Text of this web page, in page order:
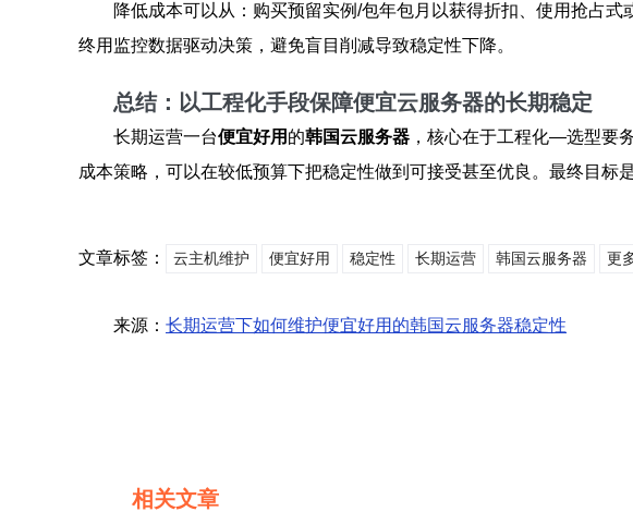
降低成本可以从：购买预留实例/包年包月以获得折扣、使用抢占
终用监控数据驱动决策，避免盲目削减导致稳定性下降。
总结：以工程化手段保障便宜云服务器的长期稳定
长期运营一台便宜好用 的韩国云服务器 ，核心在于工程化—选型要
成本策略，可以在较低预算下把稳定性做到可接受甚至优良。最终目标
文章标签： 云主机维护 便宜好用 稳定性 长期运营 韩国云服务器 更
来源： 长期运营下如何维护便宜好用的韩国云服务器稳定性
相关文章